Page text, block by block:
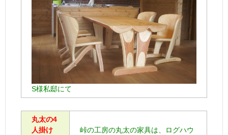
S様私邸にて
丸太の4
人掛け
峠の工房の丸太の家具は、ログハウ